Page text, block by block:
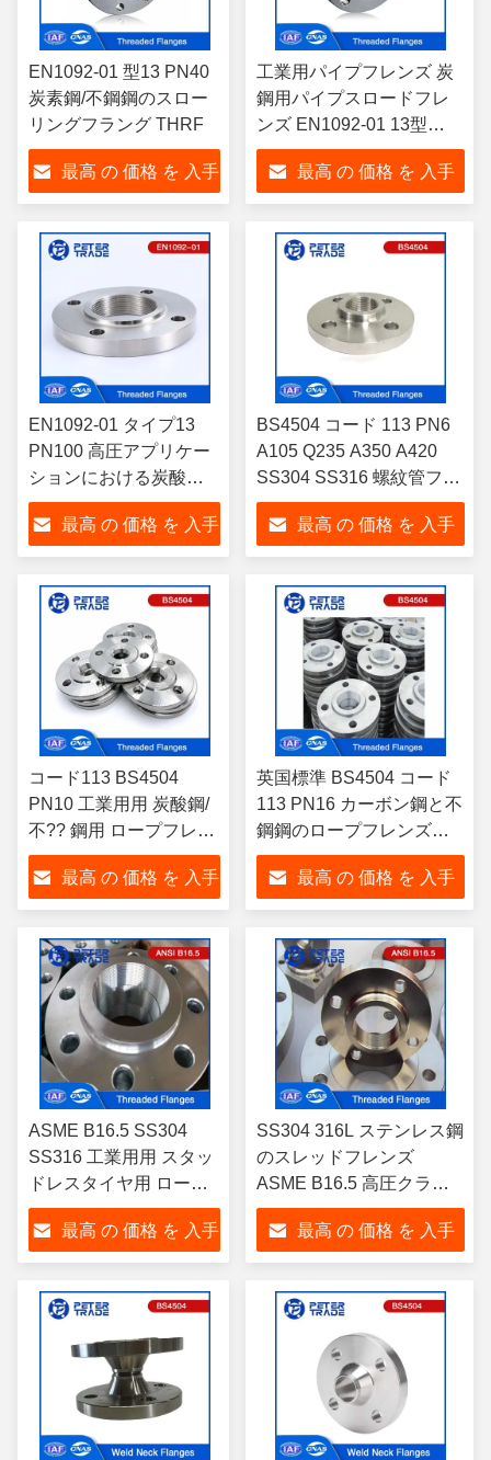
EN1092-01 型13 PN40
炭素鋼/不鋼鋼のスロー
リングフラング THRF
最高 の 価格 を 入手
工業用パイプフレンズ 炭
鋼用パイプスロードフレ
ンズ EN1092-01 13型
PN63 石油・ガス産業用
最高 の 価格 を 入手
EN1092-01 タイプ13
PN100 高圧アプリケー
ションにおける炭酸鋼
の高面スロードフラン
グス最高 の 価格 を 入手
BS4504 コード 113 PN6
A105 Q235 A350 A420
SS304 SS316 螺紋管フレ
ンズ DN 10 - DN 2000 化
学工業用最高 の 価格 を 入手
コード113 BS4504
PN10 工業用用 炭酸鋼/
不?? 鋼用 ロープフレン
ズ DN10~DN3000
最高 の 価格 を 入手
英国標準 BS4504 コード
113 PN16 カーボン鋼と不
鋼鋼のロープフレンズ
THRF
最高 の 価格 を 入手
ASME B16.5 SS304
SS316 工業用用 スタッ
ドレスタイヤ用 ロープ
付き フレンズ
最高 の 価格 を 入手
SS304 316L ステンレス鋼
のスレッドフレンズ
ASME B16.5 高圧クラス
1500LB 1/2' から 24' イン
チ
最高 の 価格 を 入手